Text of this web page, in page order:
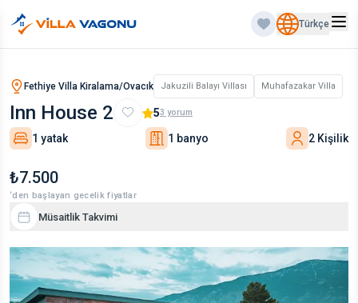
Türkçe
Fethiye Villa Kiralama/Ovacık Jakuzili Balayı Villası Muhafazakar Villa
Inn House 2 53 yorum
1 yatak 1 banyo 2 Kişilik
₺7.500
‘den başlayan gecelik fiyatlar
Müsaitlik Takvimi